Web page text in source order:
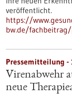
veröffentlicht.
https://
bw.de/
Pressemitteilung -
Virenabwehr
neue